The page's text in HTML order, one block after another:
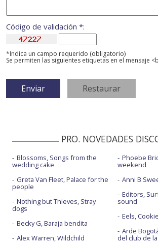
Código de validación *:
*Indica un campo requerido (obligatorio)
Se permiten las siguientes etiquetas en el mensaje
PRO. NOVEDADES
Blossoms, Songs from the
wedding cake
Greta Van Fleet, Palace for the
people
Nothing but Thieves, Stray
dogs
Becky G, Baraja bendita
Alex Warren, Wildchild
Phoebe
weekend
Anni B
Editors,
sound
Eels,
Arde
del club de